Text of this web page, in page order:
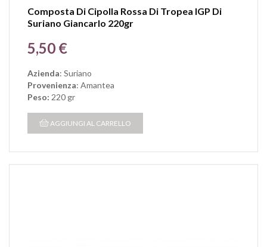
Composta Di Cipolla Rossa Di Tropea IGP Di
Suriano Giancarlo 220gr
Prezzo
5,50 €
Azienda: Suriano
Provenienza: Amantea
Peso: 220 gr
AGGIUNGI AL CARRELLO